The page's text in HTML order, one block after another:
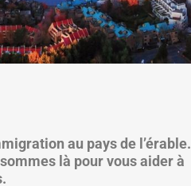
au pays de l’érable.
là pour vous aider à